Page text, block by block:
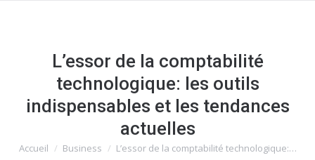
L’essor de la comptabilité
technologique: les outils
indispensables et les tendances
actuelles
Vous êtes ici :
Accueil Business L’essor de la comptabilité technologique:…